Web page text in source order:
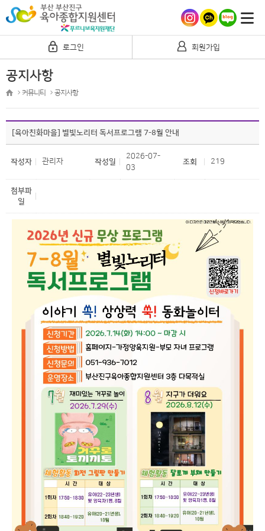
로그인 회원가입
공지사항
커뮤니티 공지사항
[육아친화마을] 별빛노리터 독서프로그램 7-8월 안내
작성자 관리자 작성일
2026-07-
03
조회 219
첨부파
일